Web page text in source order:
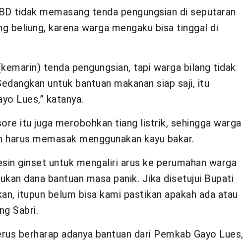
tidak memasang tenda pengungsian di seputaran
beliung, karena warga mengaku bisa tinggal di
tenda pengungsian, tapi warga bilang tidak
untuk bantuan makanan siap saji, itu
Lues,” katanya.
itu juga merobohkan tiang listrik, sehingga warga
memasak menggunakan kayu bakar.
ginset untuk mengaliri arus ke perumahan warga
dana bantuan masa panik. Jika disetujui Bupati
itupun belum bisa kami pastikan apakah ada atau
Sabri.
berharap adanya bantuan dari Pemkab Gayo Lues,